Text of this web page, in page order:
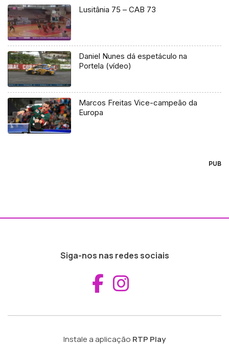
Lusitânia 75 – CAB 73
Daniel Nunes dá espetáculo na
Portela (vídeo)
Marcos Freitas Vice-campeão da
Europa
PUB
Siga-nos nas redes sociais
Aceder ao
Instale a aplicação RTP Play